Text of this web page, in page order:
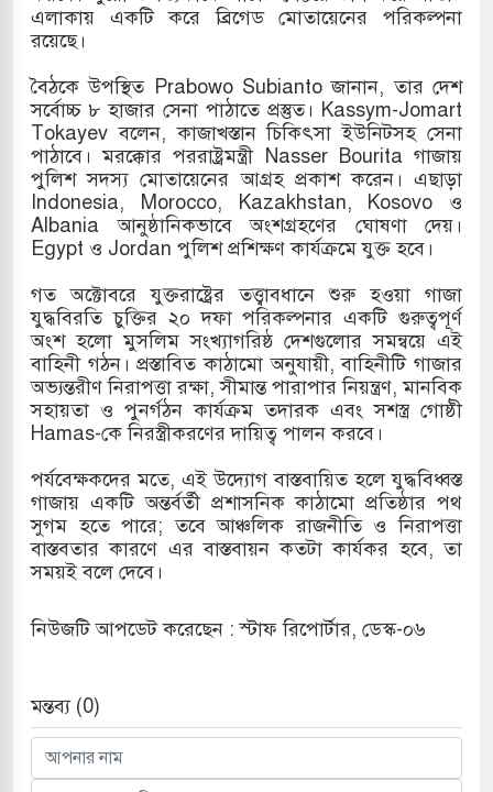
পাহাড়ি ঢলে ফুঁসে উঠেছে তিস্তা
এলাকায় একটি করে ব্রিগেড মোতায়েনের পরিকল্পনা
রয়েছে।
বৈঠকে উপস্থিত Prabowo Subianto জানান, তার দেশ
সর্বোচ্চ ৮ হাজার সেনা পাঠাতে প্রস্তুত। Kassym-Jomart
Tokayev বলেন, কাজাখস্তান চিকিৎসা ইউনিটসহ সেনা
পাঠাবে। মরক্কোর পররাষ্ট্রমন্ত্রী Nasser Bourita গাজায়
পুলিশ সদস্য মোতায়েনের আগ্রহ প্রকাশ করেন। এছাড়া
Indonesia, Morocco, Kazakhstan, Kosovo ও
Albania আনুষ্ঠানিকভাবে অংশগ্রহণের ঘোষণা দেয়।
Egypt ও Jordan পুলিশ প্রশিক্ষণ কার্যক্রমে যুক্ত হবে।
গত অক্টোবরে যুক্তরাষ্ট্রের তত্ত্বাবধানে শুরু হওয়া গাজা
যুদ্ধবিরতি চুক্তির ২০ দফা পরিকল্পনার একটি গুরুত্বপূর্ণ
অংশ হলো মুসলিম সংখ্যাগরিষ্ঠ দেশগুলোর সমন্বয়ে এই
বাহিনী গঠন। প্রস্তাবিত কাঠামো অনুযায়ী, বাহিনীটি গাজার
অভ্যন্তরীণ নিরাপত্তা রক্ষা, সীমান্ত পারাপার নিয়ন্ত্রণ, মানবিক
সহায়তা ও পুনর্গঠন কার্যক্রম তদারক এবং সশস্ত্র গোষ্ঠী
Hamas-কে নিরস্ত্রীকরণের দায়িত্ব পালন করবে।
পর্যবেক্ষকদের মতে, এই উদ্যোগ বাস্তবায়িত হলে যুদ্ধবিধ্বস্ত
গাজায় একটি অন্তর্বর্তী প্রশাসনিক কাঠামো প্রতিষ্ঠার পথ
সুগম হতে পারে; তবে আঞ্চলিক রাজনীতি ও নিরাপত্তা
বাস্তবতার কারণে এর বাস্তবায়ন কতটা কার্যকর হবে, তা
সময়ই বলে দেবে।
নিউজটি আপডেট করেছেন : স্টাফ রিপোর্টার, ডেস্ক-০৬
মন্তব্য (0)